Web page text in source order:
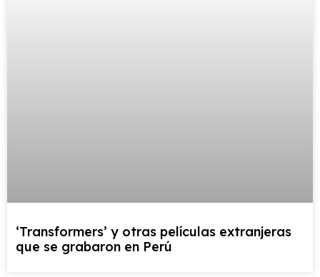
‘Transformers’ y otras películas extranjeras
que se grabaron en Perú